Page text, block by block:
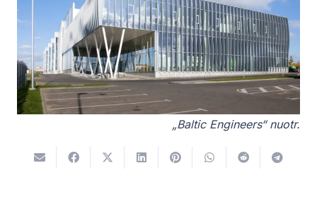
„Baltic Engineers“ nuotr.